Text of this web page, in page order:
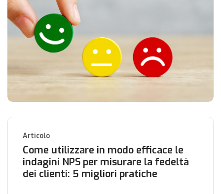
Articolo
Come utilizzare in modo efficace le
indagini NPS per misurare la fedeltà
dei clienti: 5 migliori pratiche